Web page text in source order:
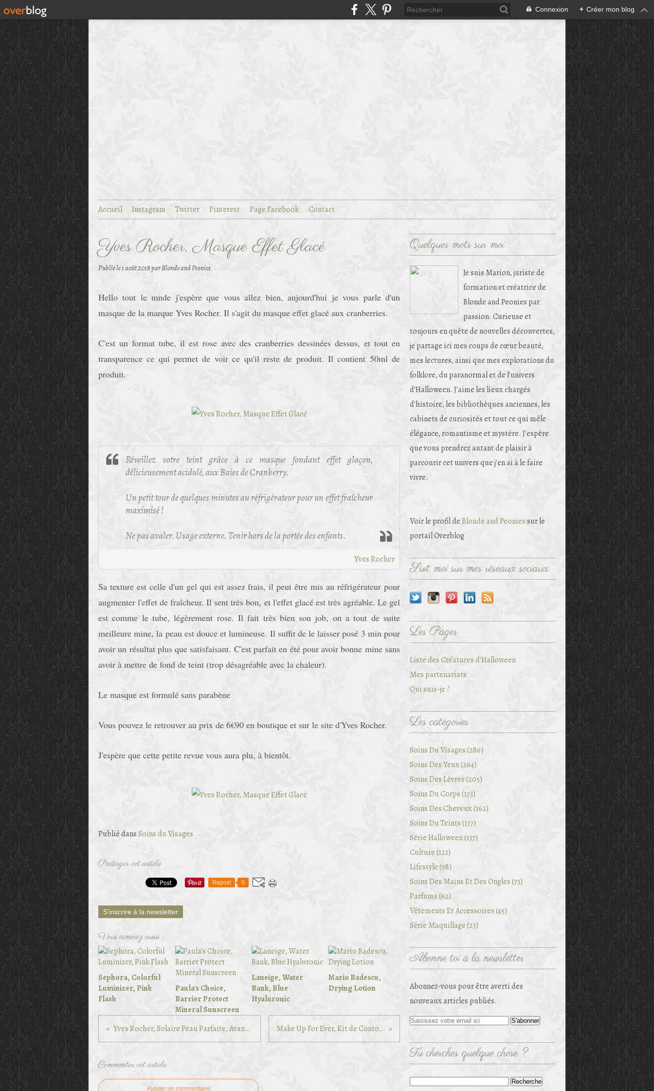
Connexion + Créer mon blog
Accueil Instagram Twitter Pinterest Page Facebook Contact
Yves Rocher, Masque Effet Glacé
Publié le1 août 2018par Blonde and Peonies
Hello tout le mnde j'espère que vous allez bien, aujourd'hui je vous parle d'un
masque de la marque Yves Rocher. Il s'agit du masque effet glacé aux cranberries.
C'est un format tube, il est rose avec des cranberries dessinées dessus, et tout en
transparence ce qui permet de voir ce qu'il reste de produit. Il contient 50ml de
produit.
Réveillez votre teint grâce à ce masque fondant effet glaçon‚
délicieusement acidulé‚ aux Baies de Cranberry.
Un petit tour de quelques minutes au réfrigérateur pour un effet fraîcheur
maximisé !
Ne pas avaler. Usage externe. Tenir hors de la portée des enfants.
Yves Rocher
Sa texture est celle d'un gel qui est assez frais, il peut être mis au réfrigérateur pour
augmenter l'effet de fraîcheur. Il sent très bon, et l'effet glacé est très agréable. Le gel
est comme le tube, légèrement rose. Il fait très bien son job, on a tout de suite
meilleure mine, la peau est douce et lumineuse. Il suffit de le laisser posé 3 min pour
avoir un résultat plus que satisfaisant. C'est parfait en été pour avoir bonne mine sans
avoir à mettre de fond de teint (trop désagréable avec la chaleur).
Le masque est formulé sans parabène
Vous pouvez le retrouver au prix de 6€90 en boutique et sur le site d'Yves Rocher.
J'espère que cette petite revue vous aura plu, à bientôt.
Publié dansSoins du Visages
Partager cet article
Repost 0
S'inscrire à la newsletter
Vous aimerez aussi :
Sephora, Colorful
Luminizer, Pink
Flash
Paula's Choice,
Barrier Protect
Mineral Sunscreen
Laneige, Water
Bank, Blue
Hyaluronic
Mario Badescu,
Drying Lotion
Yves Rocher, Solaire Peau Parfaite, Avant Soleil Make Up For Ever, Kit de Contouring
Commenter cet article
Ajouter un commentaire
Quelques mots sur moi
Je suis Marion, juriste de
formation et créatrice de
Blonde and Peonies par
passion. Curieuse et
toujours en quête de nouvelles découvertes,
je partage ici mes coups de cœur beauté,
mes lectures, ainsi que mes explorations du
folklore, du paranormal et de l'univers
d'Halloween. J'aime les lieux chargés
d'histoire, les bibliothèques anciennes, les
cabinets de curiosités et tout ce qui mêle
élégance, romantisme et mystère. J'espère
que vous prendrez autant de plaisir à
parcourir cet univers que j'en ai à le faire
vivre.
Voir le profil deBlonde and Peoniessur le
portail Overblog
Suit moi sur mes réseaux sociaux
Les Pages
Liste des Créatures d'Halloween
Mes partenariats
Qui suis-je ?
Les catégories
Soins Du Visages (286)
Soins Des Yeux (264)
Soins Des Lèvres (205)
Soins Du Corps (173)
Soins Des Cheveux (162)
Soins Du Teints (137)
Série Halloween (137)
Culture (121)
Lifestyle (98)
Soins Des Mains Et Des Ongles (73)
Parfums (62)
Vêtements Et Accessoires (45)
Série Maquillage (23)
Abonne toi à la newsletter
Abonnez-vous pour être averti des
nouveaux articles publiés.
Tu cherches quelque chose ?